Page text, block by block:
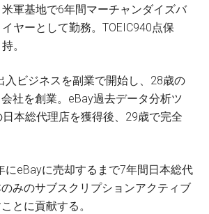
米軍基地で6年間マーチャンダイズバ
イヤーとして勤務。TOEIC940点保
持。
入ビジネスを副業で開始し、28歳の
社を創業。eBay過去データ分析ツ
本総代理店を獲得後、29歳で完全
にeBayに売却するまで7年間日本総代
みのサブスクリプションアクティブ
とに貢献する。